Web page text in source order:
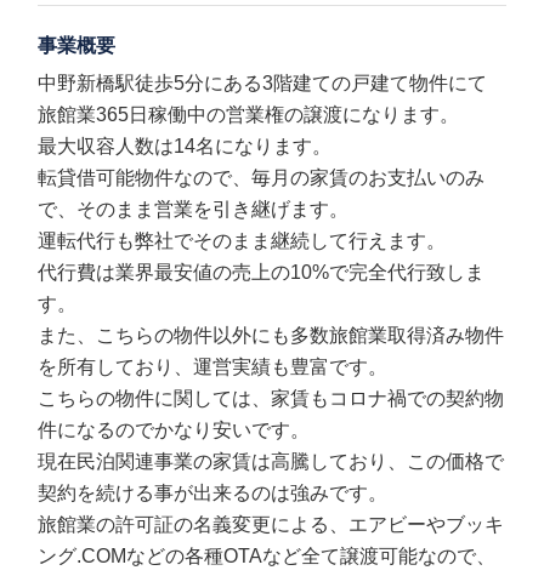
事業概要
中野新橋駅徒歩5分にある3階建ての戸建て物件にて
旅館業365日稼働中の営業権の譲渡になります。
最大収容人数は14名になります。
転貸借可能物件なので、毎月の家賃のお支払いのみ
で、そのまま営業を引き継げます。
運転代行も弊社でそのまま継続して行えます。
代行費は業界最安値の売上の10%で完全代行致しま
す。
また、こちらの物件以外にも多数旅館業取得済み物件
を所有しており、運営実績も豊富です。
こちらの物件に関しては、家賃もコロナ禍での契約物
件になるのでかなり安いです。
現在民泊関連事業の家賃は高騰しており、この価格で
契約を続ける事が出来るのは強みです。
旅館業の許可証の名義変更による、エアビーやブッキ
ング.COMなどの各種OTAなど全て譲渡可能なので、